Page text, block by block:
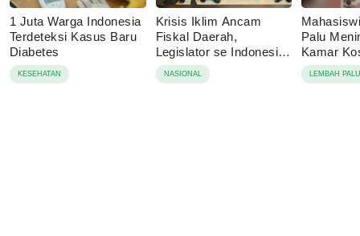
1 Juta Warga Indonesia
Terdeteksi Kasus Baru
Diabetes
KESEHATAN
Krisis Iklim Ancam
Fiskal Daerah,
Legislator se Indonesia
Dorong APBD Berbasis
Ketahanan Lingkungan
NASIONAL
Palu
Kamar
Tolak
LEMBAH PALU